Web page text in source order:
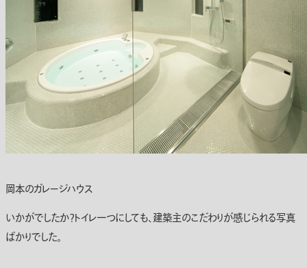
岡本のガレージハウス
いかがでしたか？トイレ一つにしても、建築主のこだわりが感じられる写真
ばかりでした。